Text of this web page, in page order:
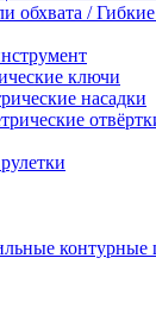
обхвата /
ключи
насадки
контурные